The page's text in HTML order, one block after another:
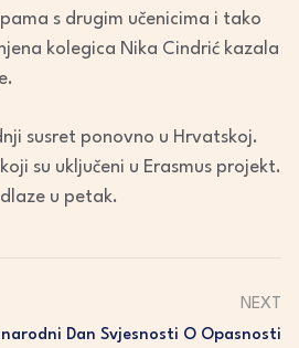
s drugim učenicima i tako
kolegica Nika Cindrić kazala
susret ponovno u Hrvatskoj.
su uključeni u Erasmus projekt.
u petak.
NEXT
Dan Svjesnosti O Opasnosti